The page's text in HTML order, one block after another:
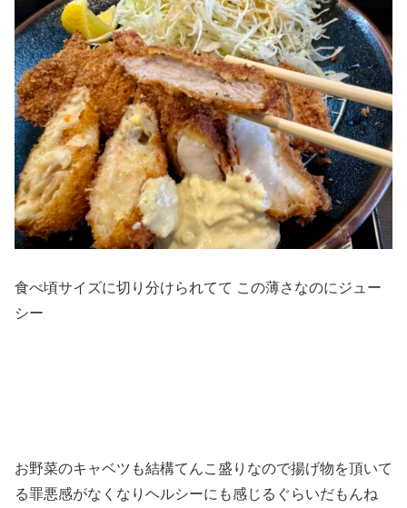
食べ頃サイズに切り分けられてて この薄さなのにジュー
シー
お野菜のキャベツも結構てんこ盛りなので揚げ物を頂いて
る罪悪感がなくなりヘルシーにも感じるぐらいだもんね